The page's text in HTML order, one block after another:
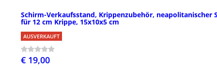
Schirm-Verkaufsstand, Krippenzubehör, neapolitanischer
für 12 cm Krippe, 15x10x5 cm
AUSVERKAUFT
€ 19,00